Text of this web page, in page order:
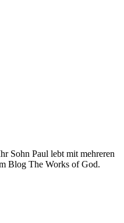
Sohn Paul lebt mit mehreren
Blog The Works of God.